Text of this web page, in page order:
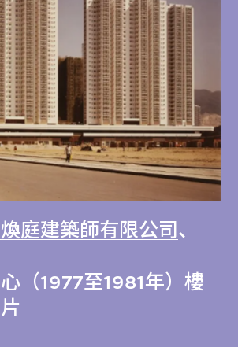
庭建築師有限公司 、
（1977至1981年）樓